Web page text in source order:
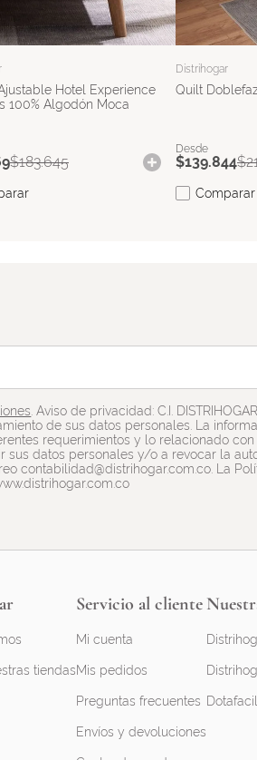
Hotel Experience
100% Algodón Moca
$183.645
Distrihogar
Quilt
$139.844$
Comparar
. Aviso de privacidad: C.I.
de sus datos personales. La
requerimientos y lo relacionado
sus datos personales y/o a revocar la
contabilidad@distrihogar.com.co. La
tiendas
Servicio al cliente
Mi cuenta
Mis pedidos
Preguntas frecuentes
Envíos y devoluciones
Dotafacil